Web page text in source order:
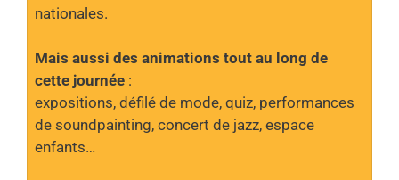
nationales.
Mais aussi des animations tout au long de
cette journée :
expositions, défilé de mode, quiz, performances
de soundpainting, concert de jazz, espace
enfants…